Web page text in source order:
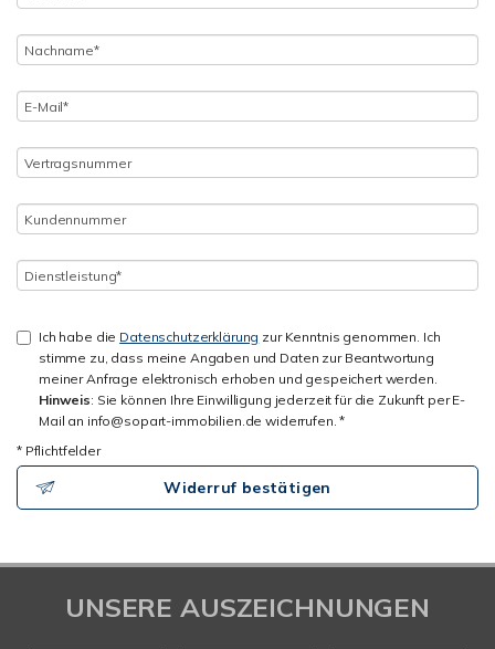
Ich habe die Datenschutzerklärung zur Kenntnis genommen. Ich
stimme zu, dass meine Angaben und Daten zur Beantwortung
meiner Anfrage elektronisch erhoben und gespeichert werden.
Hinweis: Sie können Ihre Einwilligung jederzeit für die Zukunft per E-
Mail an info@sopart-immobilien.de widerrufen. *
* Pflichtfelder
Widerruf bestätigen
UNSERE AUSZEICHNUNGEN